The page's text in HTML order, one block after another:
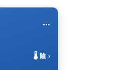
...
🌡️ 陰 ›